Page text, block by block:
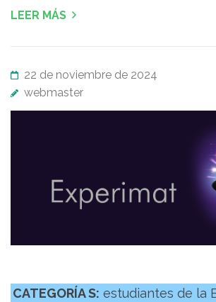
LEER MÁS
22 de noviembre de 2024
webmaster
CATEGORÍA S: estudiantes de la